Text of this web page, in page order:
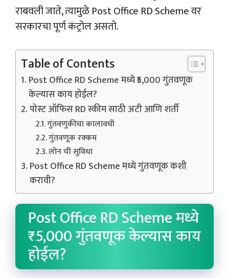
राबवली जाते, त्यामुळे Post Office RD Scheme वर
सरकारचा पूर्ण कंट्रोल असतो.
Table of Contents
Post Office RD Scheme मध्ये ₹5,000 गुंतवणूक
केल्यास काय होईल?
पोस्ट ऑफिस RD स्कीम साठी अटी आणि शर्ती
गुंतवणुकीचा कालावधी
गुंतवणूक रक्कम
लोन ची सुविधा
Post Office RD Scheme मध्ये गुंतवणूक कशी
करावी?
Post Office RD Scheme मध्ये
₹5,000 गुंतवणूक केल्यास काय
होईल?